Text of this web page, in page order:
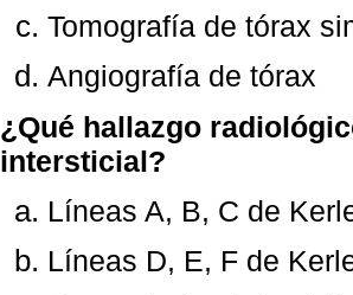
Tomografía de tórax
Angiografía de tórax
¿Qué hallazgo
intersticial?
Líneas A, B, C de
Líneas D, E, F de